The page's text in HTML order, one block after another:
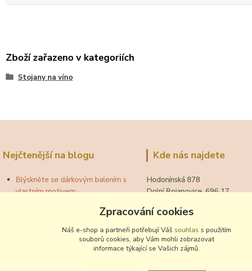
Zboží zařazeno v kategoriích
Stojany na víno
Nejčtenější na blogu
Blýskněte se dárkovým balením s
vlastním motivem
Jak otevřít víno bez vývrtky?
Národní zvyklosti pití vína
Odzátkování a nalévání vína
Kde nás najdete
Hodonínská 878
Dolní Bojanovice, 696 17
Zpracování cookies
Náš e-shop a partneři potřebují Váš souhlas s použitím
souborů cookies, aby Vám mohli zobrazovat
informace týkající se Vašich zájmů.